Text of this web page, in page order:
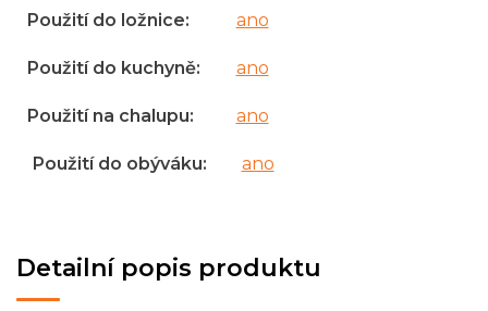
Detailní popis produktu
Použití do ložnice: ano
Použití do kuchyně: ano
Použití na chalupu: ano
Použití do obýváku: ano